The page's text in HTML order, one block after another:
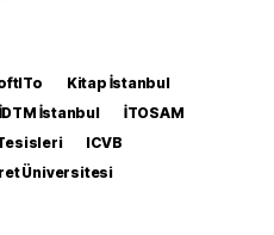
Kitap İstanbul
İDTM İstanbul
İTOSAM
ICVB
Üniversitesi